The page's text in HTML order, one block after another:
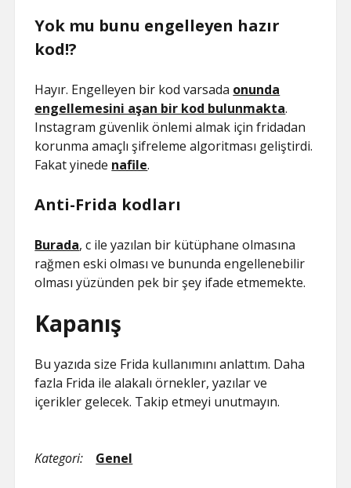
Yok mu bunu engelleyen hazır
kod!?
Hayır. Engelleyen bir kod varsada onunda
engellemesini aşan bir kod bulunmakta.
Instagram güvenlik önlemi almak için fridadan
korunma amaçlı şifreleme algoritması geliştirdi.
Fakat yinede nafile.
Anti-Frida kodları
Burada, c ile yazılan bir kütüphane olmasına
rağmen eski olması ve bununda engellenebilir
olması yüzünden pek bir şey ifade etmemekte.
Kapanış
Bu yazıda size Frida kullanımını anlattım. Daha
fazla Frida ile alakalı örnekler, yazılar ve
içerikler gelecek. Takip etmeyi unutmayın.
Kategori: Genel